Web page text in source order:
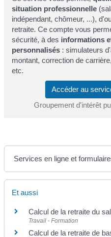
situation professionnelle
indépendant, chômeur, ...),
retraite. Ce compte vous
sécurité, à des informations
personnalisés : simulateurs
montant, correction de
etc.
Accéder au
Groupement d'intérêt
Services en ligne et
Et aussi
Calcul de la retraite du
Travail - Formation
Calcul de la retraite de